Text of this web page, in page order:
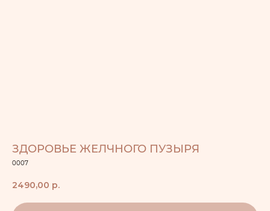
ЗДОРОВЬЕ ЖЕЛЧНОГО ПУЗЫРЯ
0007
2490,00 р.